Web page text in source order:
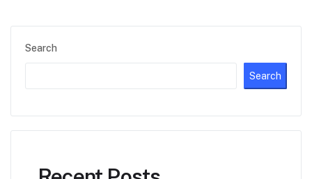
Search
Search